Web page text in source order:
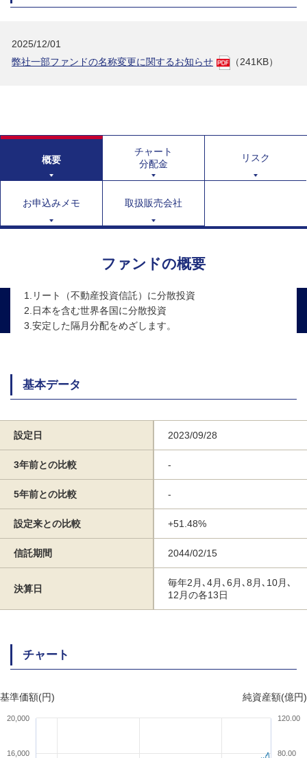
2025/12/01
弊社一部ファンドの名称変更に関するお知らせ
（241KB）
概要
チャート
分配金
リスク
お申込みメモ 取扱販売会社
ファンドの概要
1.リート（不動産投資信託）に分散投資
2.日本を含む世界各国に分散投資
3.安定した隔月分配をめざします。
基本データ
設定日 2023/09/28
3年前との比較 -
5年前との比較 -
設定来との比較 +51.48%
信託期間 2044/02/15
決算日
毎年2月､4月､6月､8月､10月､
12月の各13日
チャート
基準価額(円) 純資産額(億円)
16,000
20,000
80.00
120.00